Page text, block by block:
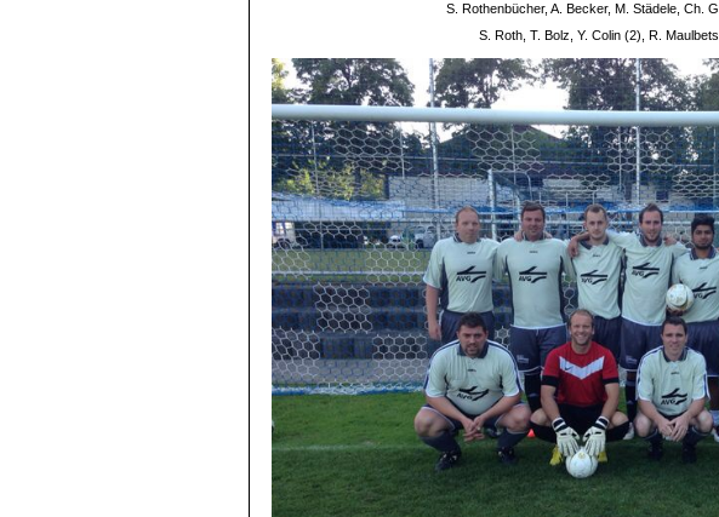
S. Rothenbücher, A. Becker, M. Städele, Ch.
S. Roth, T. Bolz, Y. Colin (2), R.